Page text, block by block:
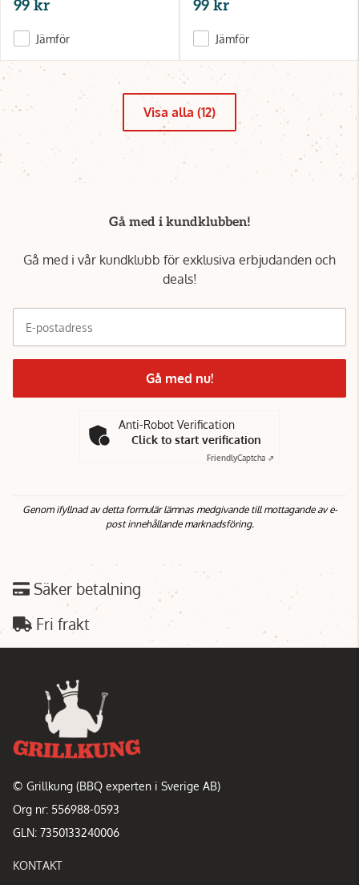
99 kr
Jämför
99 kr
Jämför
Visa alla (12)
Gå med i kundklubben!
Gå med i vår kundklubb för exklusiva erbjudanden och
deals!
E-postadress
Gå med nu!
Anti-Robot Verification
Click to start verification
FriendlyCaptcha ⇗
Genom ifyllnad av detta formulär lämnas medgivande till mottagande av e-
post innehållande marknadsföring.
Säker betalning
Fri frakt
© Grillkung (BBQ experten i Sverige AB)
Org nr: 556988-0593
GLN: 7350133240006
KONTAKT